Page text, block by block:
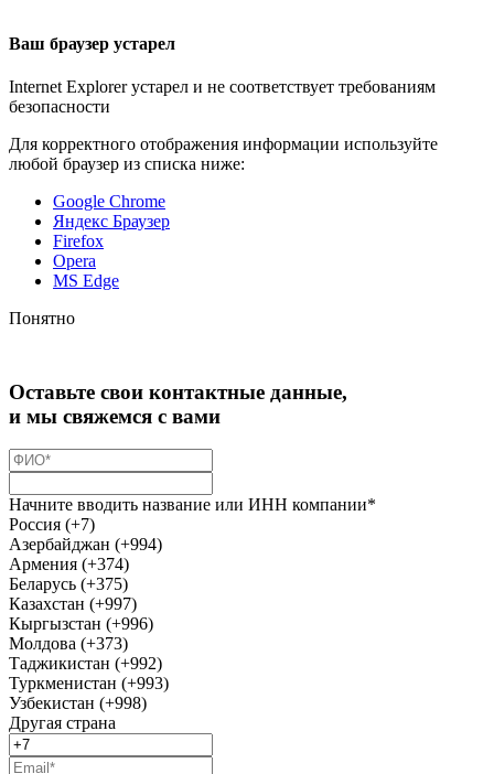
Ваш браузер устарел
Internet Explorer устарел и не соответствует требованиям
безопасности
Для корректного отображения информации используйте
любой браузер из списка ниже:
Google Chrome
Яндекс Браузер
Firefox
Opera
MS Edge
Понятно
Оставьте свои контактные данные,
и мы свяжемся с вами
Начните вводить название или ИНН компании*
Россия (+7)
Азербайджан (+994)
Армения (+374)
Беларусь (+375)
Казахстан (+997)
Кыргызстан (+996)
Молдова (+373)
Таджикистан (+992)
Туркменистан (+993)
Узбекистан (+998)
Другая страна